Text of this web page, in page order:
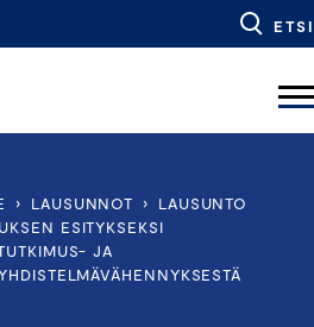
ETSI
› LAUSUNNOT ›
LAUSUNTO
ESITYKSEKSI
JA